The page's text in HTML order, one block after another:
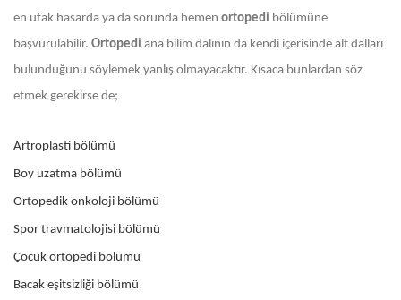
en ufak hasarda ya da sorunda hemen ortopedi bölümüne
başvurulabilir. Ortopedi ana bilim dalının da kendi içerisinde alt dalları
bulunduğunu söylemek yanlış olmayacaktır. Kısaca bunlardan söz
etmek gerekirse de;
Artroplasti bölümü
Boy uzatma bölümü
Ortopedik onkoloji bölümü
Spor travmatolojisi bölümü
Çocuk ortopedi bölümü
Bacak eşitsizliği bölümü